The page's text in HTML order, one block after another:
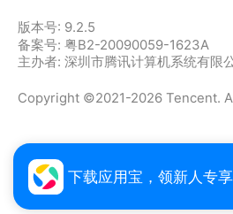
版本号: 9.2.5
备案号: 粤B2-20090059-1623A
主办者: 深圳市腾讯计算机系统有限
Copyright ©2021-2026 Tencent.
下载应用宝，领新人专享